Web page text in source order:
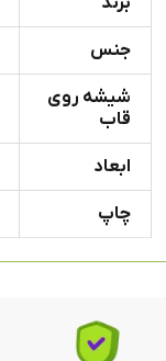
جنس
شیشه روی
قاب
ابعاد
چاپ